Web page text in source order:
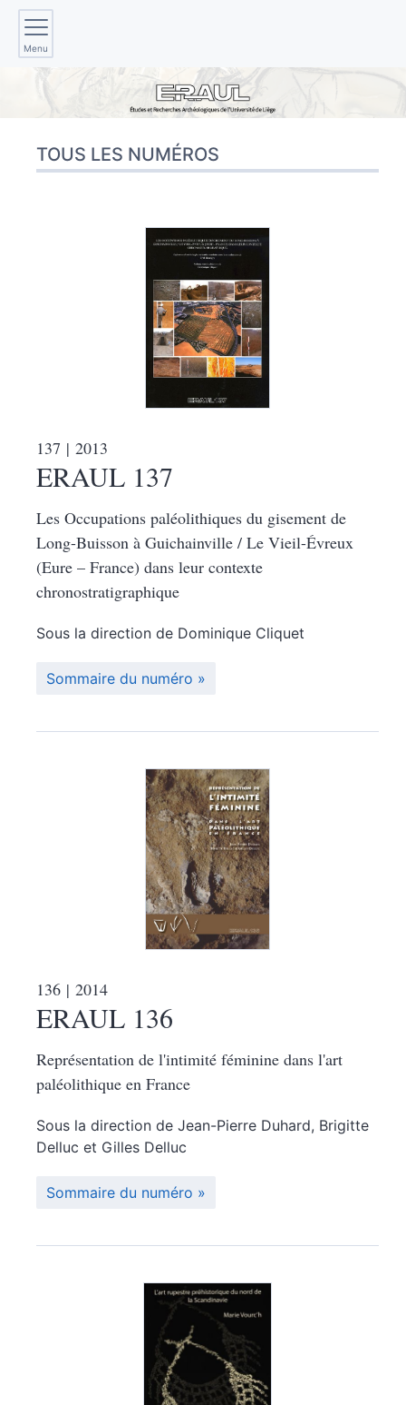
Menu
TOUS LES NUMÉROS
137 | 2013
ERAUL 137
Les Occupations paléolithiques du gisement de
Long-Buisson à Guichainville / Le Vieil-Évreux
(Eure – France) dans leur contexte
chronostratigraphique
Sous la direction de Dominique Cliquet
Sommaire du numéro
136 | 2014
ERAUL 136
Représentation de l'intimité féminine dans l'art
paléolithique en France
Sous la direction de Jean-Pierre Duhard, Brigitte
Delluc et Gilles Delluc
Sommaire du numéro